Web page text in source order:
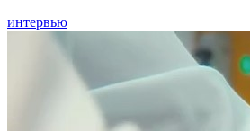
интервью